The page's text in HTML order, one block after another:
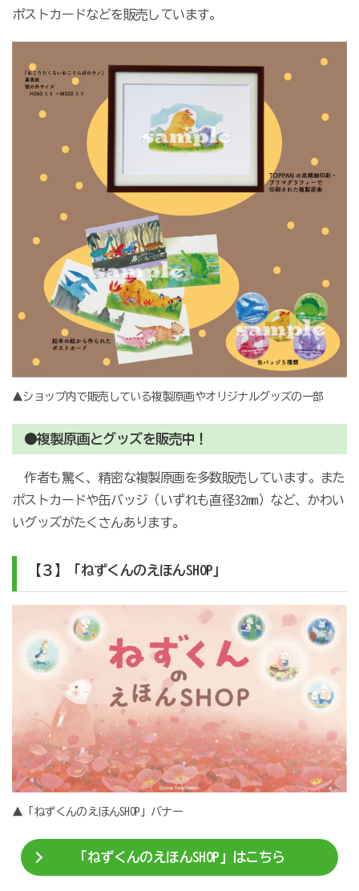
ポストカードなどを販売しています。
▲ショップ内で販売している複製原画やオリジナルグッズの一部
●複製原画とグッズを販売中！
作者も驚く、精密な複製原画を多数販売しています。また
ポストカードや缶バッジ（いずれも直径32mm）など、かわい
いグッズがたくさんあります。
【３】「ねずくんのえほんSHOP」
▲「ねずくんのえほんSHOP」バナー
「ねずくんのえほんSHOP」はこちら